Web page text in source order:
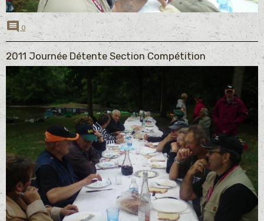
0
2011 Journée Détente Section Compétition